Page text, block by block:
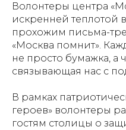
Волонтеры центра
искренней теплотой
прохожим письма-
«Москва помнит».
не просто бумажка, а
связывающая нас с
В рамках
героев» волонтеры
гостям столицы о